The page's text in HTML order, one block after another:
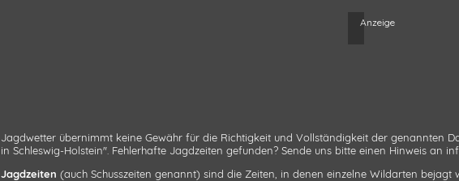
Jagdwetter übernimmt keine Gewähr für die Richtigkeit und Vollständigkeit der genannten
in Schleswig-Holstein". Fehlerhafte Jagdzeiten gefunden? Sende uns bitte einen Hinweis an
Jagdzeiten (auch Schusszeiten genannt) sind die Zeiten, in denen einzelne Wildarten bejagt